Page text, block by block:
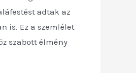
adtak az
is. Ez a szemlélet
szabott élmény